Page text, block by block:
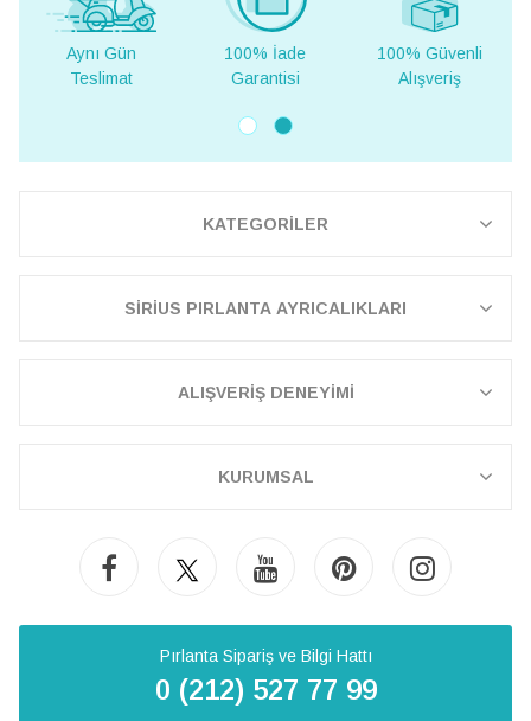
Aynı Gün
Teslimat
100% İade
Garantisi
100% Güvenli
Alışveriş
KATEGORİLER
SİRİUS PIRLANTA AYRICALIKLARI
ALIŞVERİŞ DENEYİMİ
KURUMSAL
Pırlanta Sipariş ve Bilgi Hattı
0 (212) 527 77 99